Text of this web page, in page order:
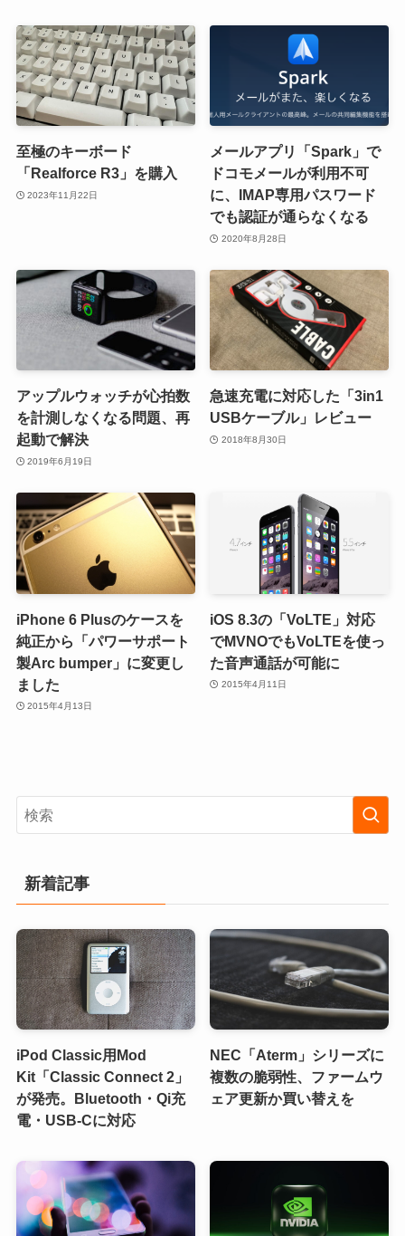
至極のキーボード
「Realforce R3」を購入
2023年11月22日
メールアプリ「Spark」で
ドコモメールが利用不可
に、IMAP専用パスワード
でも認証が通らなくなる
2020年8月28日
アップルウォッチが心拍数
を計測しなくなる問題、再
起動で解決
2019年6月19日
急速充電に対応した「3in1
USBケーブル」レビュー
2018年8月30日
iPhone 6 Plusのケースを
純正から「パワーサポート
製Arc bumper」に変更し
ました
2015年4月13日
iOS 8.3の「VoLTE」対応
でMVNOでもVoLTEを使っ
た音声通話が可能に
2015年4月11日
新着記事
iPod Classic用Mod
Kit「Classic Connect 2」
が発売。Bluetooth・Qi充
電・USB-Cに対応
NEC「Aterm」シリーズに
複数の脆弱性、ファームウ
ェア更新か買い替えを